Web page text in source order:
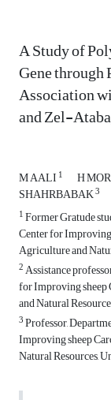
A Study of
Gene through
Association
and Zel-
M AALI 1 H
SHAHRBABAK3
1Former Gratude
Center for
Agriculture and
2Assistance
for Improving sheep
and Natural
3Professor,
Improving sheep
Natural Resources,